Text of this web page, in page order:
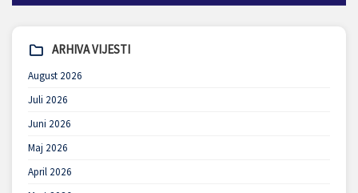
ARHIVA VIJESTI
August 2026
Juli 2026
Juni 2026
Maj 2026
April 2026